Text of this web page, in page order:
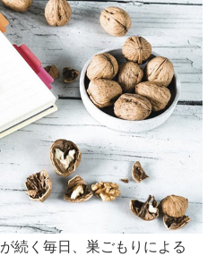
続く毎日、巣ごもりによる